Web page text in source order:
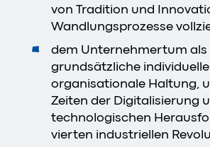
von Tradition und
Wandlungsprozesse
dem Unternehmertum als
grundsätzliche
organisationale Haltung,
Zeiten der Digitalisierung
technologischen
vierten industriellen